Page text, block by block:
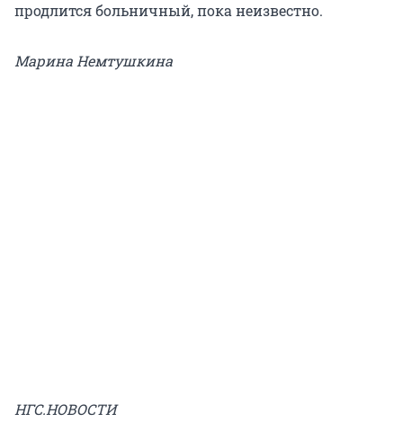
продлится больничный, пока неизвестно.
Марина Немтушкина
НГС.НОВОСТИ